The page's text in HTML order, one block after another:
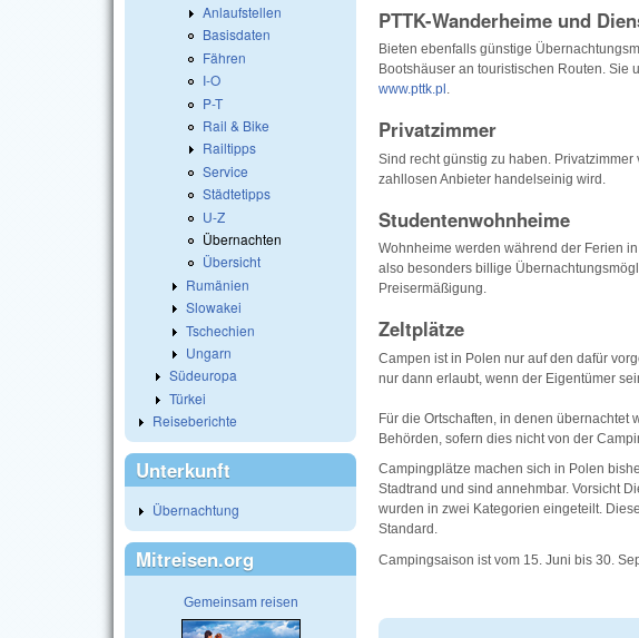
PTTK-Wanderheime und
Bieten ebenfalls günstige
Bootshäuser an touristischen Routen. Sie
www.pttk.pl .
Privatzimmer
Sind recht günstig zu haben.
zahllosen Anbieter handelseinig wird.
Studentenwohnheime
Wohnheime werden während der Ferien
also besonders billige
Preisermäßigung.
Zeltplätze
Campen ist in Polen nur auf den dafür
nur dann erlaubt, wenn der Eigentümer
Für die Ortschaften, in denen übernachtet
Behörden, sofern dies nicht von der
Campingplätze machen sich in Polen
Stadtrand und sind annehmbar. Vorsicht
wurden in zwei Kategorien eingeteilt.
Standard.
Campingsaison ist vom 15. Juni bis 30.
Anlaufstellen
Basisdaten
Fähren
I-O
P-T
Rail & Bike
Railtipps
Service
Städtetipps
U-Z
Übernachten
Übersicht
Rumänien
Slowakei
Tschechien
Ungarn
Südeuropa
Türkei
Reiseberichte
Unterkunft
Übernachtung
Mitreisen.org
Gemeinsam reisen